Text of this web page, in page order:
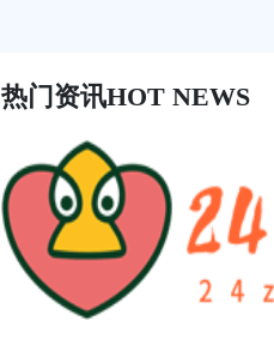
热门资讯HOT NEWS